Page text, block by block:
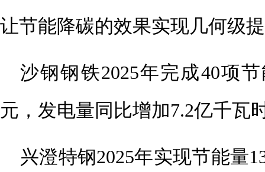
让节能降碳的效果实现几何级
沙钢钢铁2025年完成40项
元，发电量同比增加7.2亿千瓦
兴澄特钢2025年实现节能量